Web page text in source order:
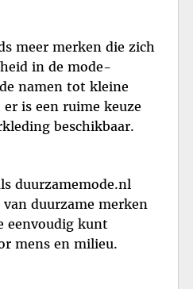
meer merken die zich
in de mode-
namen tot kleine
is een ruime keuze
beschikbaar.
duurzamemode.nl
duurzame merken
eenvoudig kunt
mens en milieu.